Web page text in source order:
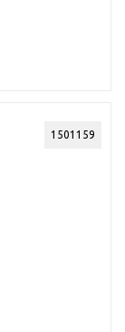
1501159